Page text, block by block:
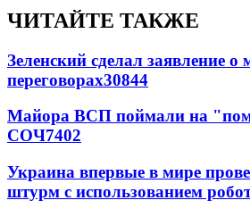
ЧИТАЙТЕ ТАКЖЕ
Зеленский сделал заявление
переговорах30844
Майора ВСП поймали на
СОЧ7402
Украина впервые в мире
штурм с использованием